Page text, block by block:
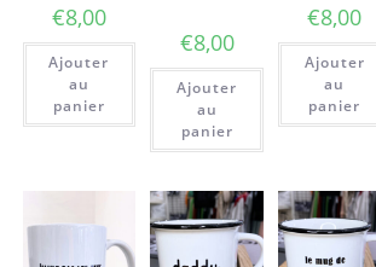
€8,00
Ajouter
au
panier
€8,00
Ajouter
au
panier
€8,00
Ajouter
au
panier